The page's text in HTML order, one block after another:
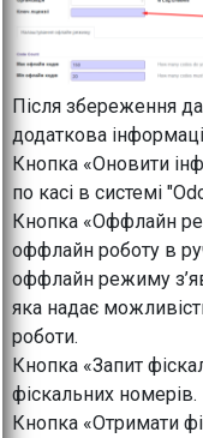
Після збереження
додаткова
Кнопка «Оновити
по касі в системі
Кнопка «Оффлайн
оффлайн роботу в
оффлайн режиму
яка надає
роботи.
Кнопка «Запит
фіскальних номерів.
Кнопка «Отримати